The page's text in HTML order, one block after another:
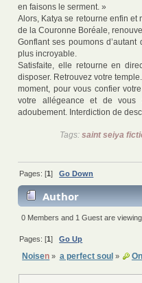
en faisons le serment. »
Alors, Katya se retourne enfin et
de la Couronne Boréale,
Gonflant ses poumons
plus incroyable.
Satisfaite, elle retourne en
disposer. Retrouvez votre
moment, pour vous confier
votre allégeance et de vous
adoubement. Interdiction de
Tags: saint seiya
Pages: [1]Go Down
Author
0 Members and 1 Guest are viewing
Pages: [1]Go Up
Noisen » a perfect soul »